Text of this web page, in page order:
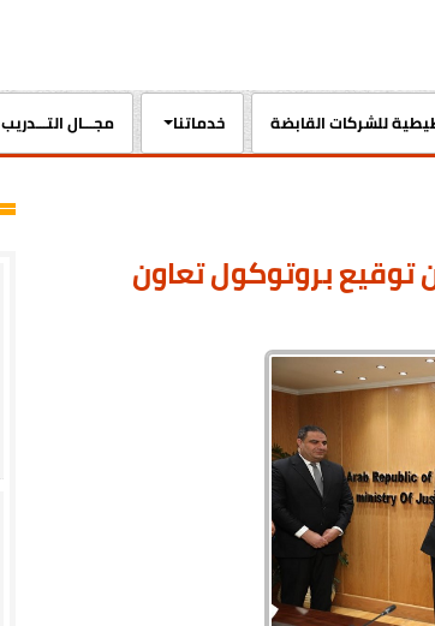
للشركات القابضة خدماتنا مجـــال التـــدريب
توقيع بروتوكول تعاون